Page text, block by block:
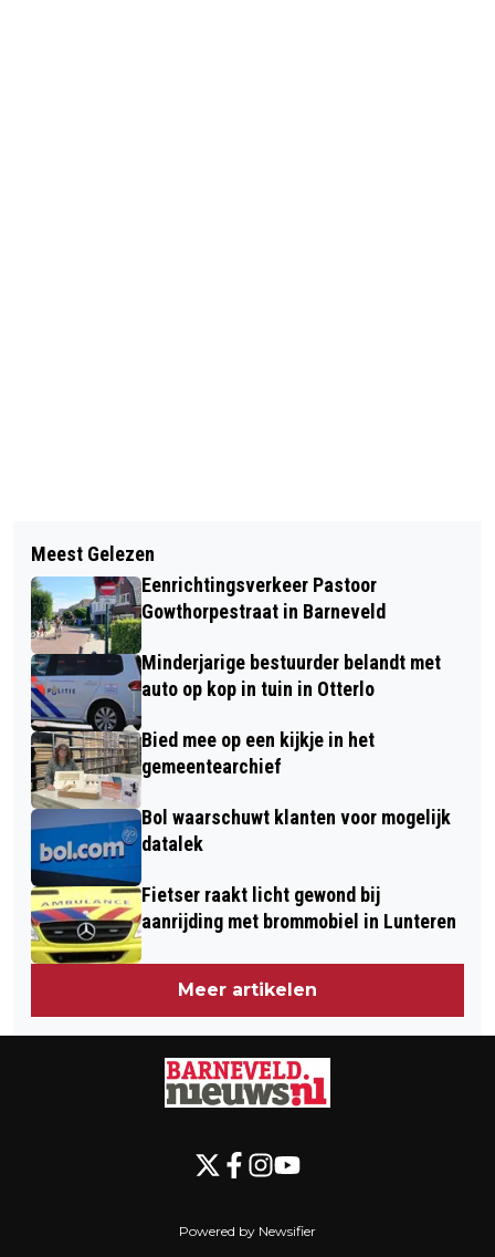
BEZOEK DE GEZELLIGE
KERKPLEINMARKT VAN DE HHG
BARNEVELD E.O.
HANZEWEG-ZUID 6 TOT 8 WEKEN
AFGESLOTEN
Meest Gelezen
Eenrichtingsverkeer Pastoor
Gowthorpestraat in Barneveld
Minderjarige bestuurder belandt met
auto op kop in tuin in Otterlo
Bied mee op een kijkje in het
gemeentearchief
Bol waarschuwt klanten voor mogelijk
datalek
Fietser raakt licht gewond bij
aanrijding met brommobiel in Lunteren
Meer artikelen
Powered by Newsifier